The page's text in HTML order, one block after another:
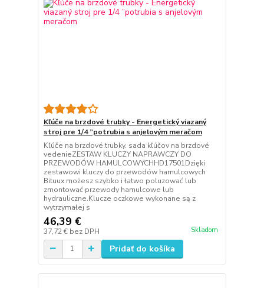
Kľúče na brzdové trubky - Energetický viazaný
stroj pre 1/4 ”potrubia s anjelovým meračom
Kľúče na brzdové trubky. sada kľúčov na brzdové
vedenieZESTAW KLUCZY NAPRAWCZY DO
PRZEWODÓW HAMULCOWYCHHD17501Dzięki
zestawowi kluczy do przewodów hamulcowych
Bituux możesz szybko i łatwo poluzować lub
zmontować przewody hamulcowe lub
hydrauliczne.Klucze oczkowe wykonane są z
wytrzymałej s
46,39 €
37,72 € bez DPH Skladom
Pridať do košíka